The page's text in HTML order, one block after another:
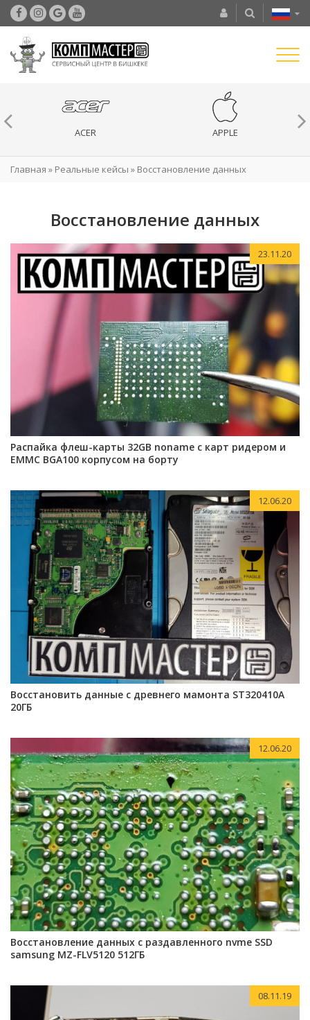
ACER APPLE
Главная » Реальные кейсы » Восстановление данных
Восстановление данных
23.11.20
Распайка флеш-карты 32GB noname с карт ридером и
ЕММС BGA100 корпусом на борту
12.06.20
Восстановить данные с древнего мамонта ST320410A
20ГБ
12.06.20
Восстановление данных с раздавленного nvme SSD
samsung MZ-FLV5120 512ГБ
08.11.19